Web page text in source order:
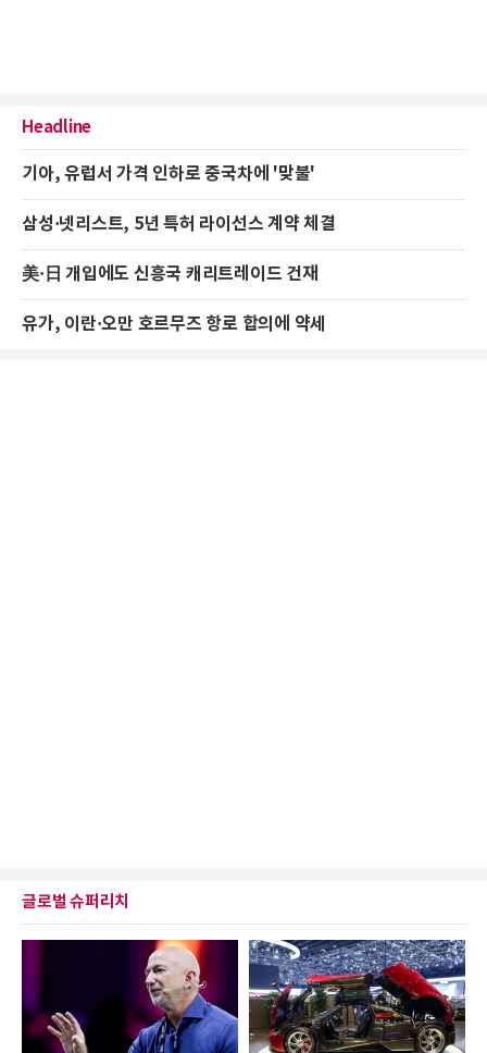
Headline
기아, 유럽서 가격 인하로 중국차에 '맞불'
삼성·넷리스트, 5년 특허 라이선스 계약 체결
美·日 개입에도 신흥국 캐리트레이드 건재
유가, 이란·오만 호르무즈 항로 합의에 약세
글로벌 슈퍼리치